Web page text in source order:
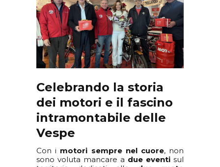
Celebrando la storia
dei motori e il fascino
intramontabile delle
Vespe
Con i motori sempre nel cuore, non
sono voluta mancare a due eventi sul